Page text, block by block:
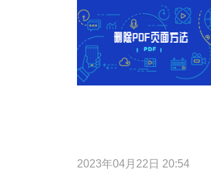
2023年04月22日 20:54